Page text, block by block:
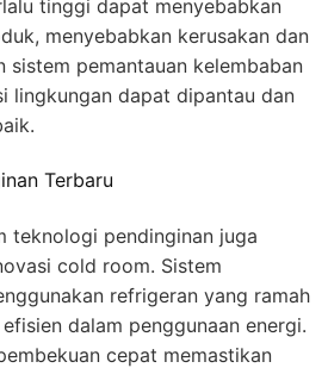
tinggi dapat menyebabkan
menyebabkan kerusakan dan
sistem pemantauan kelembaban
lingkungan dapat dipantau dan
Terbaru
teknologi pendinginan juga
cold room. Sistem
refrigeran yang ramah
dalam penggunaan energi.
cepat memastikan